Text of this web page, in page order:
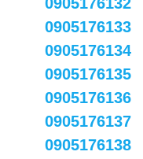
0905176133
0905176134
0905176135
0905176136
0905176137
0905176138